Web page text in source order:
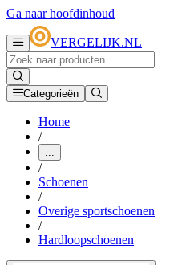
Ga naar hoofdinhoud
VERGELIJK.NL
Categorieën
Home
/
...
/
Schoenen
/
Overige sportschoenen
/
Hardloopschoenen